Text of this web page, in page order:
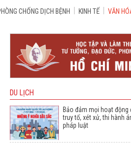
CHỐNG DỊCH BỆNH KINH TẾ
VĂN
DU LỊCH
Bảo đảm mọi hoạt động
truy tố, xét xử, thi hành
pháp luật